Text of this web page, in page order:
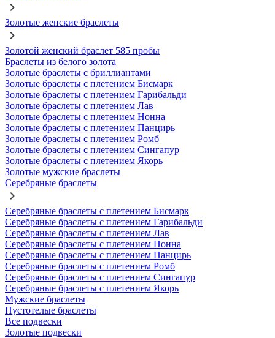
Золотые женские браслеты
Золотой женский браслет 585 пробы
Браслеты из белого золота
Золотые браслеты с бриллиантами
Золотые браслеты с плетением Бисмарк
Золотые браслеты с плетением Гарибальди
Золотые браслеты с плетением Лав
Золотые браслеты с плетением Нонна
Золотые браслеты с плетением Панцирь
Золотые браслеты с плетением Ромб
Золотые браслеты с плетением Сингапур
Золотые браслеты с плетением Якорь
Золотые мужские браслеты
Серебряные браслеты
Серебряные браслеты с плетением Бисмарк
Серебряные браслеты с плетением Гарибальди
Серебряные браслеты с плетением Лав
Серебряные браслеты с плетением Нонна
Серебряные браслеты с плетением Панцирь
Серебряные браслеты с плетением Ромб
Серебряные браслеты с плетением Сингапур
Серебряные браслеты с плетением Якорь
Мужские браслеты
Пустотелые браслеты
Все подвески
Золотые подвески